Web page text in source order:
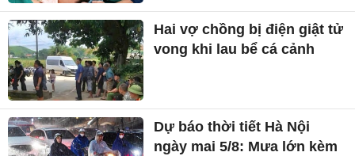
Hai vợ chồng bị điện giật tử
vong khi lau bể cá cảnh
Dự báo thời tiết Hà Nội
ngày mai 5/8: Mưa lớn kèm